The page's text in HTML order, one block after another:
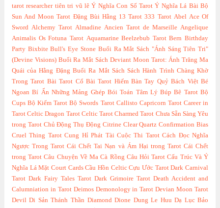
tarot researcher tiên tri vũ lê Ý Nghĩa Con Số Tarot Ý Nghĩa Lá Bài Bộ
Sun And Moon Tarot Đặng Bùi Hằng 13 Tarot 333 Tarot Abel Ace Of
Sword Alchemy Tarot Almadine Ancien Tarot de Marseille Angelique
Animalis Os Fotuna Tarot Aquamarine Beelzebub Tarot Bern Birthday
Party Bixbite Bull's Eye Stone Buổi Ra Mắt Sách "Ánh Sáng Tiên Tri"
(Devine Visions) Buổi Ra Mắt Sách Deviant Moon Tarot: Ánh Trăng Ma
Quái của Hằng Đặng Buổi Ra Mắt Sách Sách Hành Trình Chàng Khờ
Trong Tarot Bài Tarot Cổ Bài Tarot Hiếm Bàn Tay Quỷ Bách Việt Bé
Ngoan Bí Ẩn Những Mảng Ghép Bói Toán Tâm Lý Búp Bê Tarot Bộ
Cups Bộ Kiếm Tarot Bộ Swords Tarot Callisto Capricorn Tarot Career in
Tarot Celtic Dragon Tarot Celtic Tarot Charmed Tarot Chưa Sẵn Sàng Yêu
trong Tarot Chủ Động Thụ Động Citrine Clear Quartz Confirmation Bias
Cruel Thing Tarot Cung Hỉ Phát Tài Cuộc Thi Tarot Cách Đọc Nghĩa
Ngược Trong Tarot Cái Chết Tai Nạn và Ám Hại trong Tarot Cái Chết
trong Tarot Câu Chuyện Về Ma Cà Rồng Câu Hỏi Tarot Cấu Trúc Và Ý
Nghĩa Lá Mặt Court Cards Cầu Hồn Celtic Cựu Ước Tarot Dark Carnival
Tarot Dark Fairy Tales Tarot Dark Grimoire Tarot Death Accident and
Calumniation in Tarot Deimos Demonology in Tarot Devian Moon Tarot
Devil Di Sản Thánh Thần Diamond Dione Dung Le Huu Dạ Lục Bảo